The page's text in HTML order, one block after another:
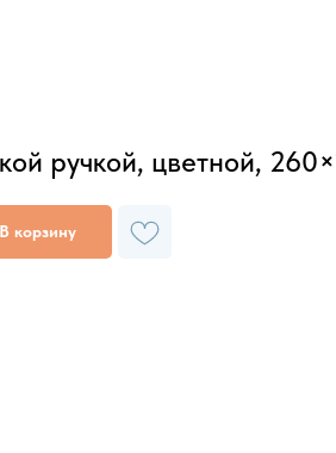
ручкой, цветной,
В корзину